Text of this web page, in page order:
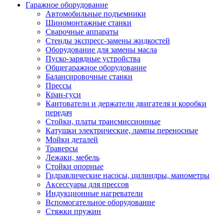
Гаражное оборудование
Автомобильные подъемники
Шиномонтажные станки
Сварочные аппараты
Стенды экспресс-замены жидкостей
Оборудование для замены масла
Пуско-зарядные устройства
Общегаражное оборудование
Балансировочные станки
Прессы
Кран-гуси
Кантователи и держатели двигателя и коробки
передач
Стойки, платы трансмиссионные
Катушки электрические, лампы переносные
Мойки деталей
Траверсы
Лежаки, мебель
Стойки опорные
Гидравлические насосы, цилиндры, манометры
Аксессуары для прессов
Индукционные нагреватели
Вспомогательное оборудование
Стяжки пружин